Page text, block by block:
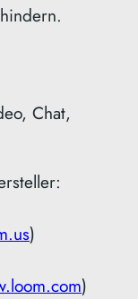
Chat,
)
)